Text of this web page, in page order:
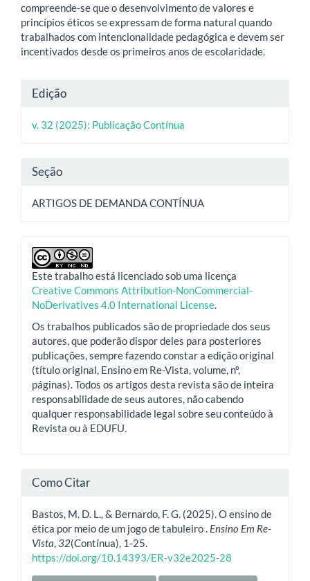
compreende-se que o desenvolvimento de valores e
princípios éticos se expressam de forma natural quando
trabalhados com intencionalidade pedagógica e devem ser
incentivados desde os primeiros anos de escolaridade.
Detalhes
do
artigo
Edição
v. 32 (2025): Publicação Contínua
Seção
ARTIGOS DE DEMANDA CONTÍNUA
Este trabalho está licenciado sob uma licença
Creative Commons Attribution-NonCommercial-
NoDerivatives 4.0 International License
Os trabalhos publicados são de propriedade dos seus
autores, que poderão dispor deles para posteriores
publicações, sempre fazendo constar a edição original
(título original, Ensino em Re-Vista, volume, nº,
páginas). Todos os artigos desta revista são de inteira
responsabilidade de seus autores, não cabendo
qualquer responsabilidade legal sobre seu conteúdo à
Revista ou à EDUFU.
Como Citar
Bastos, M. D. L., & Bernardo, F. G. (2025). O ensino de
ética por meio de um jogo de tabuleiro . Ensino Em Re-
Vista 32(Contínua), 1-25.
https://doi.org/10.14393/ER-v32e2025-28